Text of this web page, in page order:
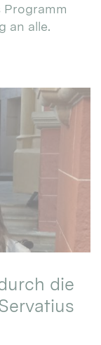
Programm
an alle.
die